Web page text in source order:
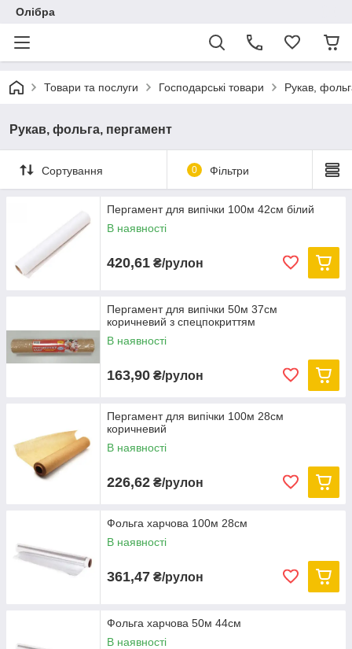
Олібра
Товари та послуги Господарські товари Рукав,
Рукав, фольга, пергамент
Сортування 0 Фільтри
Пергамент для випічки 100м 42см білий
В наявності
420,61 ₴/рулон
Пергамент для випічки 50м 37см
коричневий з спецпокриттям
В наявності
163,90 ₴/рулон
Пергамент для випічки 100м 28см
коричневий
В наявності
226,62 ₴/рулон
Фольга харчова 100м 28см
В наявності
361,47 ₴/рулон
Фольга харчова 50м 44см
В наявності